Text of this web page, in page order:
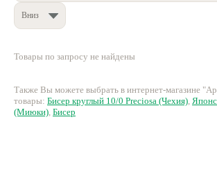
Нетемнеющая фурнитура
Натуральные камни
Каталог
Вниз
Товары по запросу не найдены
Также Вы можете выбрать в интернет-магазине
товары: Бисер круглый 10/0 Preciosa (Чехия),
(Миюки), Бисер